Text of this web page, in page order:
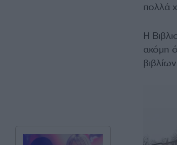
πολλά
Η
ακόμη